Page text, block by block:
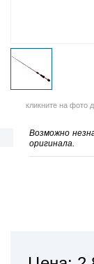
кликните на фото
Возможно
оригинала.